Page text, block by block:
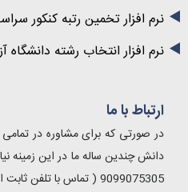
نرم افزار تخمین رتبه کنکور
نرم افزار انتخاب رشته دانشگاه
ارتباط با ما
در صورتی که برای مشاوره در
دانش چندین ساله ما در این زمینه
9099075305 ( تماس با